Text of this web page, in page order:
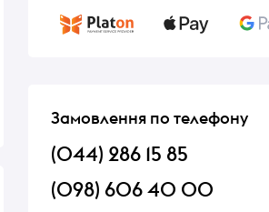
Замовлення по телефону
(044) 286 15 85
(098) 606 40 00